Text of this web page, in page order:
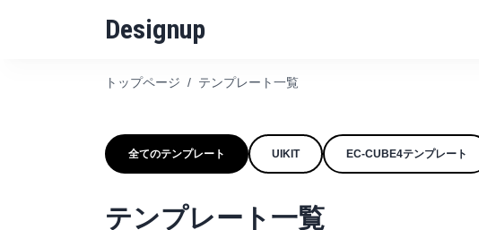
Designup
トップページ / テンプレート一覧
全てのテンプレート UIKIT EC-CUBE4テンプレート
テンプレート一覧